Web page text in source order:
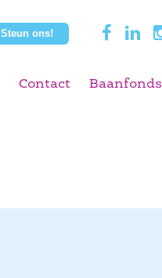
Steun ons!
Contact Baanfonds